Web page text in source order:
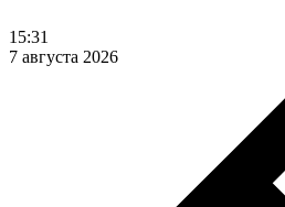
15:31
7 августа 2026